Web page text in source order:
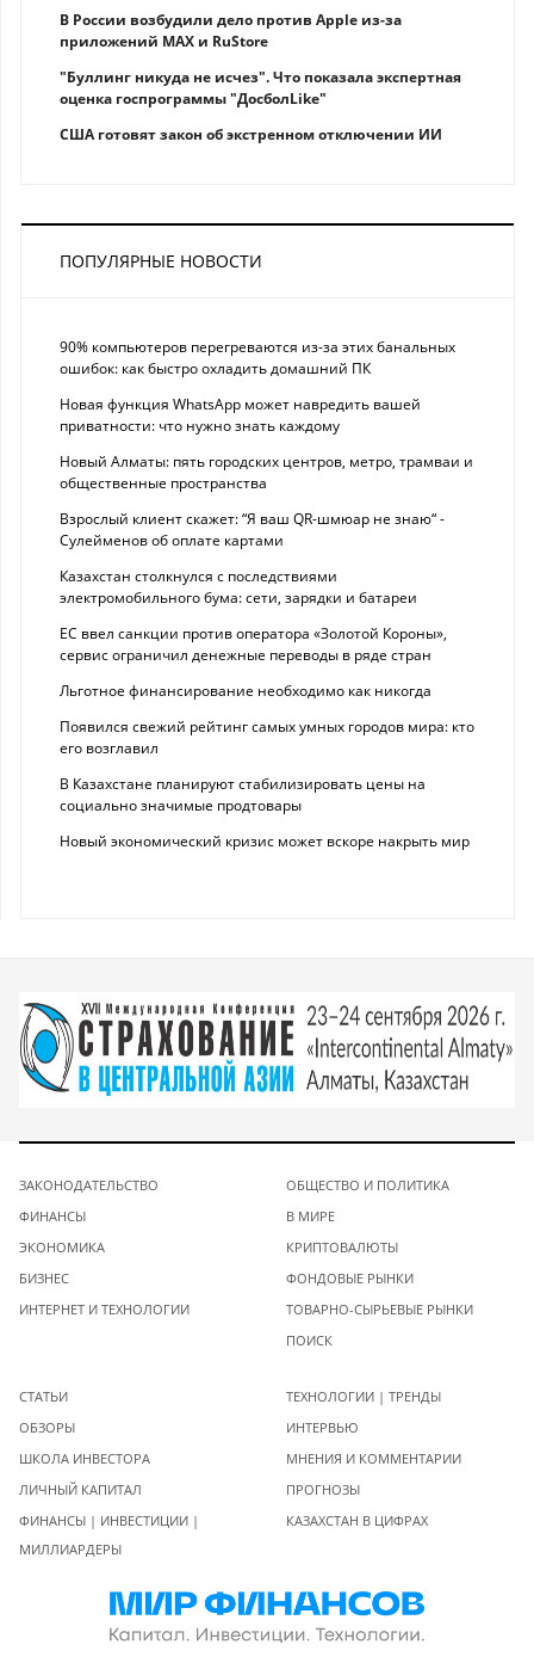
В России возбудили дело против Apple из-за
приложений MAX и RuStore
"Буллинг никуда не исчез". Что показала экспертная
оценка госпрограммы "ДосболLike"
США готовят закон об экстренном отключении ИИ
ПОПУЛЯРНЫЕ НОВОСТИ
90% компьютеров перегреваются из-за этих банальных
ошибок: как быстро охладить домашний ПК
Новая функция WhatsApp может навредить вашей
приватности: что нужно знать каждому
Новый Алматы: пять городских центров, метро, трамваи и
общественные пространства
Взрослый клиент скажет: “Я ваш QR-шмюар не знаю“ -
Сулейменов об оплате картами
Казахстан столкнулся с последствиями
электромобильного бума: сети, зарядки и батареи
ЕС ввел санкции против оператора «Золотой Короны»,
сервис ограничил денежные переводы в ряде стран
Льготное финансирование необходимо как никогда
Появился свежий рейтинг самых умных городов мира: кто
его возглавил
В Казахстане планируют стабилизировать цены на
социально значимые продтовары
Новый экономический кризис может вскоре накрыть мир
ЗАКОНОДАТЕЛЬСТВО
ФИНАНСЫ
ЭКОНОМИКА
БИЗНЕС
ИНТЕРНЕТ И ТЕХНОЛОГИИ
ОБЩЕСТВО И ПОЛИТИКА
В МИРЕ
КРИПТОВАЛЮТЫ
ФОНДОВЫЕ РЫНКИ
ТОВАРНО-СЫРЬЕВЫЕ РЫНКИ
ПОИСК
СТАТЬИ
ОБЗОРЫ
ШКОЛА ИНВЕСТОРА
ЛИЧНЫЙ КАПИТАЛ
ФИНАНСЫ | ИНВЕСТИЦИИ |
МИЛЛИАРДЕРЫ
ТЕХНОЛОГИИ | ТРЕНДЫ
ИНТЕРВЬЮ
МНЕНИЯ И КОММЕНТАРИИ
ПРОГНОЗЫ
КАЗАХСТАН В ЦИФРАХ